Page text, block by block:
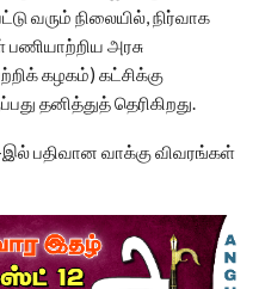
வரும் நிலையில், நிர்வாக
அரசு
கழகம்) கட்சிக்கு
தனித்துத் தெரிகிறது.
இல் பதிவான வாக்கு விவரங்கள்